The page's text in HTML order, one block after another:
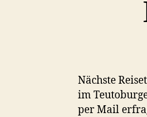
Nächste
im
per Mail